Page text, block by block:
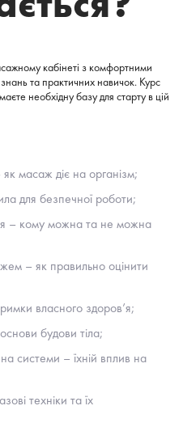
кабінеті з комфортними
та практичних навичок. Курс
необхідну базу для старту в цій
масаж діє на організм;
для безпечної роботи;
– кому можна та не можна
– як правильно оцінити
власного здоров’я;
будови тіла;
системи – їхній вплив на
техніки та їх